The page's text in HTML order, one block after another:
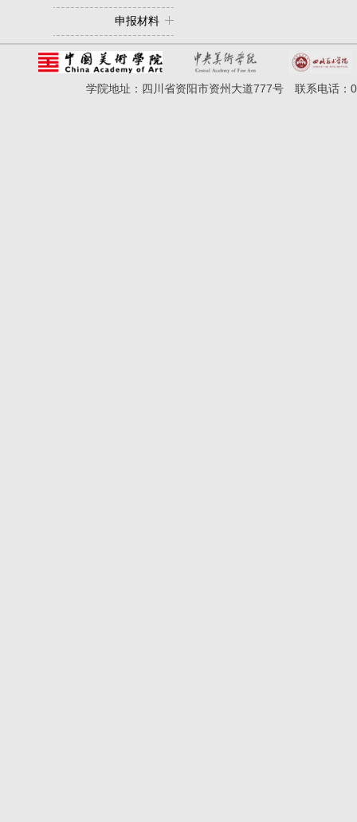
申报材料
学院地址：四川省资阳市资州大道777号 联系电话：